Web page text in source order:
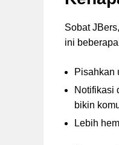
Sobat
ini
Pisahkan
Notifikasi
bikin
Lebih